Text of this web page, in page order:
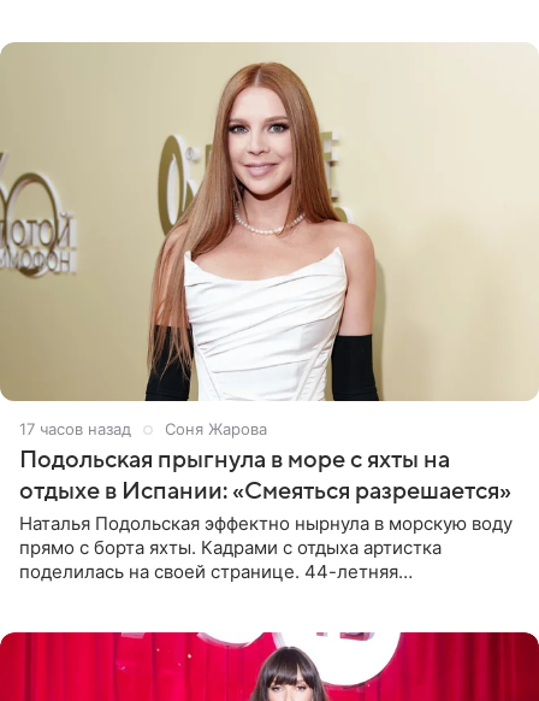
17 часов назад Соня Жарова
Подольская прыгнула в море с яхты на
отдыхе в Испании: «Смеяться разрешается»
Наталья Подольская эффектно нырнула в морскую воду
прямо с борта яхты. Кадрами с отдыха артистка
поделилась на своей странице. 44-летняя